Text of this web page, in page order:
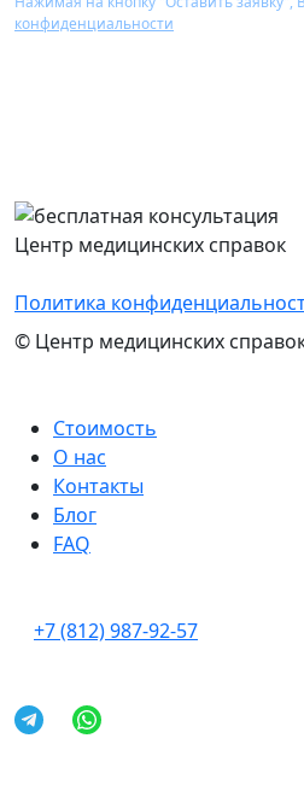
конфиденциальности
Центр медицинских справок
Политика
© Центр медицинских
Стоимость
О нас
Контакты
Блог
FAQ
+7 (812) 987-92-57